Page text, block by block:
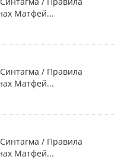
Матфей...
/ Правила
Матфей...
/ Правила
Матфей...